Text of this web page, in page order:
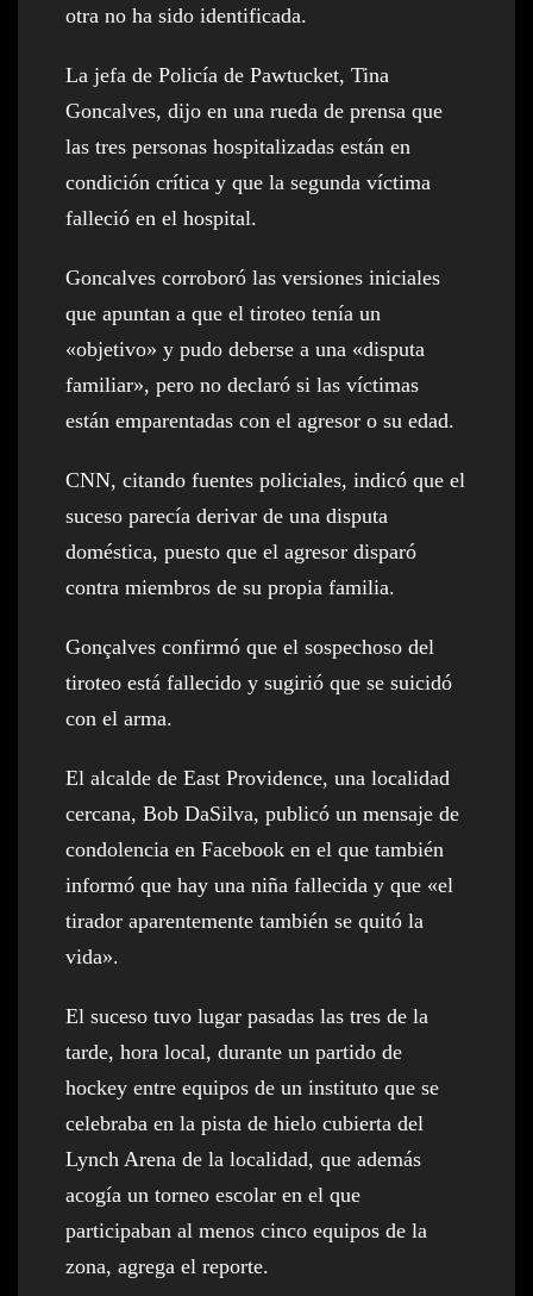
otra no ha sido identificada.
La jefa de Policía de Pawtucket, Tina
Goncalves, dijo en una rueda de prensa que
las tres personas hospitalizadas están en
condición crítica y que la segunda víctima
falleció en el hospital.
Goncalves corroboró las versiones iniciales
que apuntan a que el tiroteo tenía un
«objetivo» y pudo deberse a una «disputa
familiar», pero no declaró si las víctimas
están emparentadas con el agresor o su edad.
CNN, citando fuentes policiales, indicó que el
suceso parecía derivar de una disputa
doméstica, puesto que el agresor disparó
contra miembros de su propia familia.
Gonçalves confirmó que el sospechoso del
tiroteo está fallecido y sugirió que se suicidó
con el arma.
El alcalde de East Providence, una localidad
cercana, Bob DaSilva, publicó un mensaje de
condolencia en Facebook en el que también
informó que hay una niña fallecida y que «el
tirador aparentemente también se quitó la
vida».
El suceso tuvo lugar pasadas las tres de la
tarde, hora local, durante un partido de
hockey entre equipos de un instituto que se
celebraba en la pista de hielo cubierta del
Lynch Arena de la localidad, que además
acogía un torneo escolar en el que
participaban al menos cinco equipos de la
zona, agrega el reporte.